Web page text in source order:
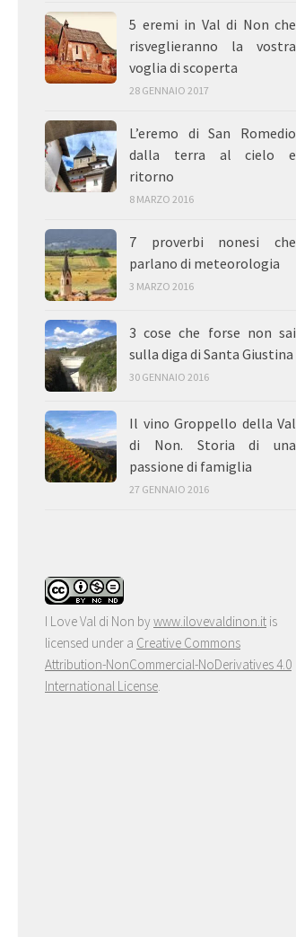
5 eremi in Val di Non che
risveglieranno la vostra
voglia di scoperta
28 GENNAIO 2017
L’eremo di San Romedio
dalla terra al cielo e
ritorno
8 MARZO 2016
7 proverbi nonesi che
parlano di meteorologia
3 MARZO 2016
3 cose che forse non sai
sulla diga di Santa Giustina
30 GENNAIO 2016
Il vino Groppello della Val
di Non. Storia di una
passione di famiglia
27 GENNAIO 2016
I Love Val di Non bywww.ilovevaldinon.it is
licensed under a Creative Commons
Attribution-NonCommercial-NoDerivatives 4.0
International License.